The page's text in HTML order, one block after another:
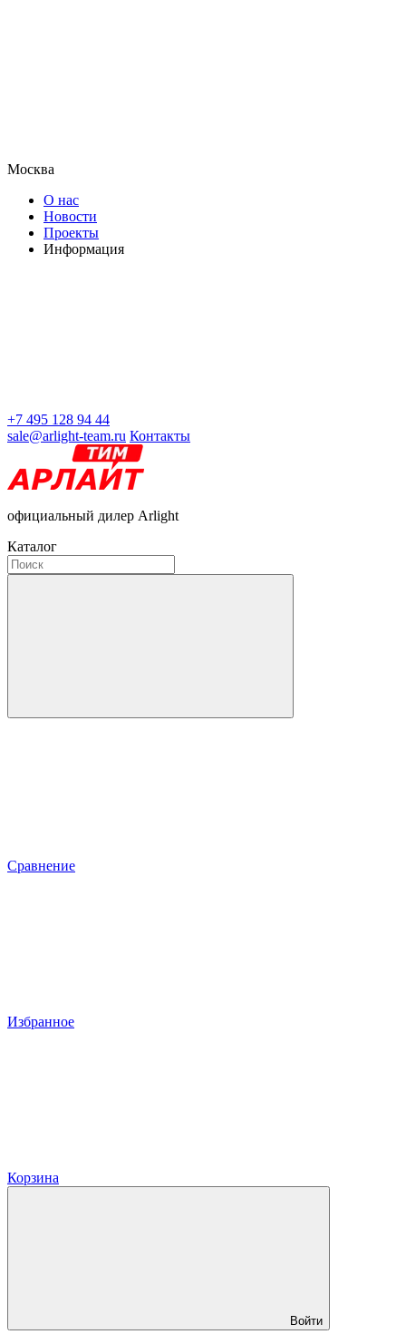
Москва
О нас
Новости
Проекты
Информация
+7 495 128 94 44
sale@arlight-team.ru Контакты
официальный дилер Arlight
Каталог
Сравнение
Избранное
Корзина
Войти